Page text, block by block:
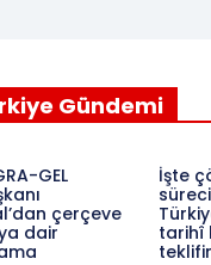
Gündemi
GEL
çerçeve
dair
İşte
tarihî